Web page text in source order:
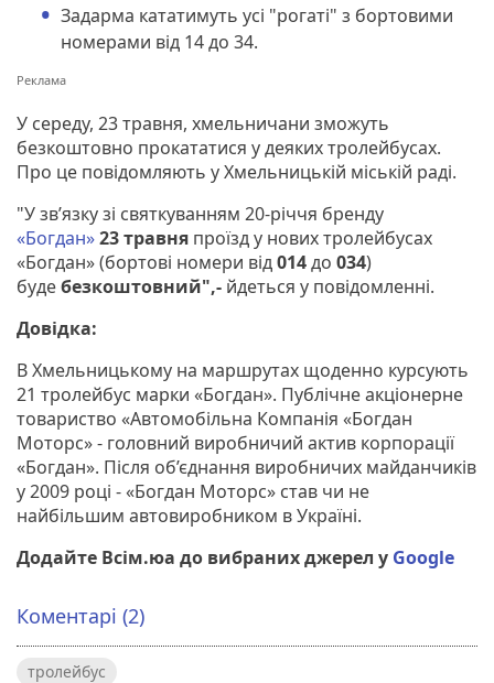
Задарма кататимуть усі "рогаті" з бортовими
номерами від 14 до 34.
У середу, 23 травня, хмельничани зможуть
безкоштовно прокататися у деяких тролейбусах.
Про це повідомляють у Хмельницькій міській раді.
"У зв’язку зі святкуванням 20-річчя бренду
«Богдан»23 травня проїзд у нових тролейбусах
«Богдан» (бортові номери від014до 034)
будебезкоштовний",- йдеться у повідомленні.
Довідка:
В Хмельницькому на маршрутах щоденно курсують
21 тролейбус марки «Богдан». Публічне акціонерне
товариство «Автомобільна Компанія «Богдан
Моторс» - головний виробничий актив корпорації
«Богдан». Після об’єднання виробничих майданчиків
у 2009 році - «Богдан Моторс» став чи не
найбільшим автовиробником в Україні.
Додайте Всім.юа до вибраних джерел у Google
Коментарі (2)
тролейбус